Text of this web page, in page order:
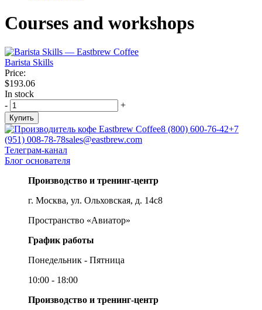
Courses and workshops
Barista Skills
Price:
$193.06
In stock
-
+
Купить
8 (800) 600-76-42+7
(951) 008-78-78sales@eastbrew.com
Телеграм-канал
Блог основателя
Производство и тренинг-центр
г. Москва, ул. Ольховская, д. 14с8
Пространство «Авиатор»
График работы
Понедельник - Пятница
10:00 - 18:00
Производство и тренинг-центр